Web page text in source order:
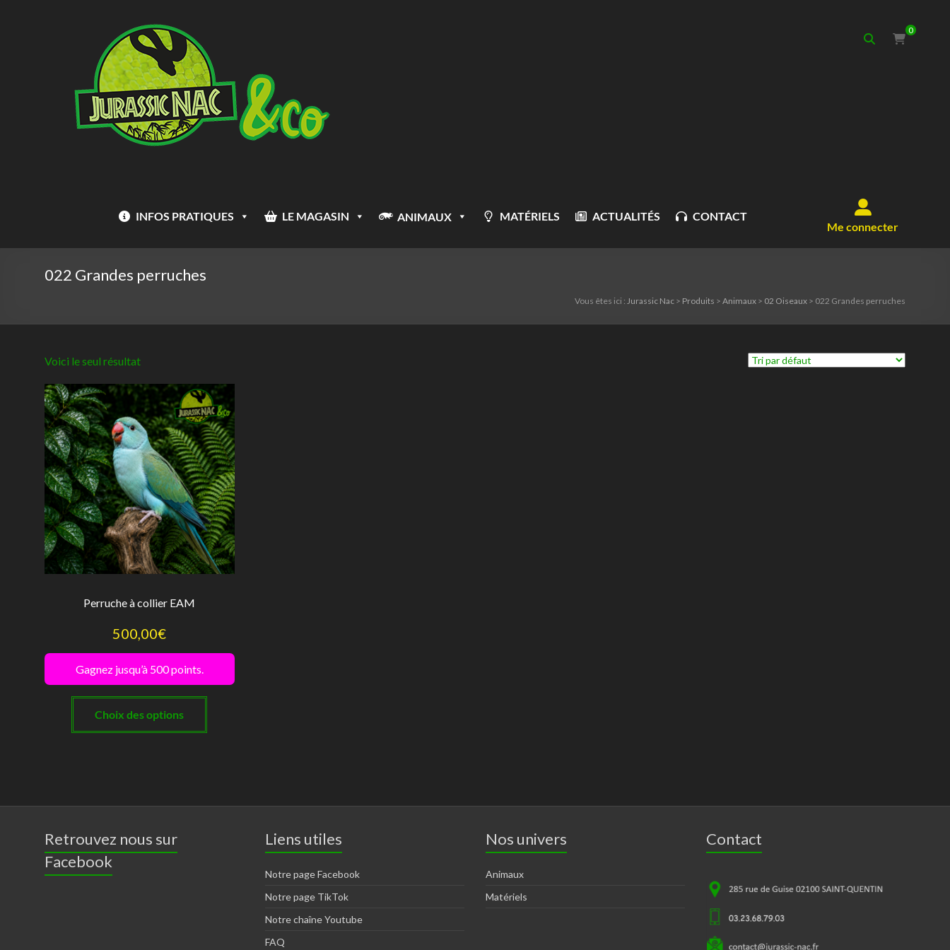
Jurassic
0
Me connecter
INFOS PRATIQUES LE MAGASIN ANIMAUX MATÉRIELS ACTUALITÉS CONTACT
022 Grandes perruches
Vous êtes ici : Jurassic Nac > Produits > Animaux > 02 Oiseaux > 022 Grandes perruches
Voici le seul résultat
Perruche à collier EAM
500,00€
Gagnez jusqu’à 500 points.
Choix des options
Ce
a
Retrouvez nous sur
Facebook
Liens utiles
Notre page Facebook
Notre page TikTok
Notre chaîne Youtube
FAQ
Nos univers
Animaux
Matériels
Contact